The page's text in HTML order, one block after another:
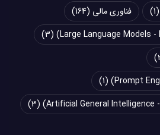
(1) فناوری مالی (164)
(3)
(1)
(3)